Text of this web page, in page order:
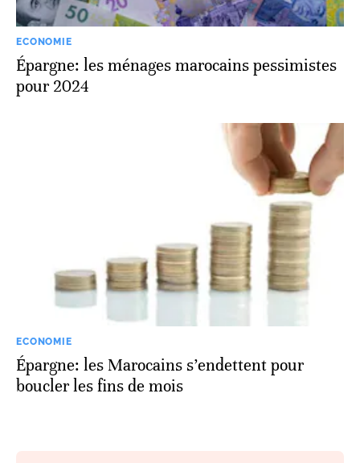
ECONOMIE
Épargne: les ménages marocains pessimistes
pour 2024
ECONOMIE
Épargne: les Marocains s’endettent pour
boucler les fins de mois